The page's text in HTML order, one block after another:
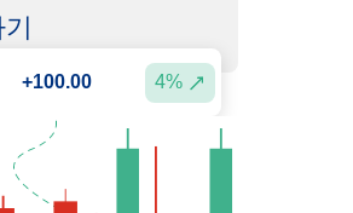
+100.00 4%